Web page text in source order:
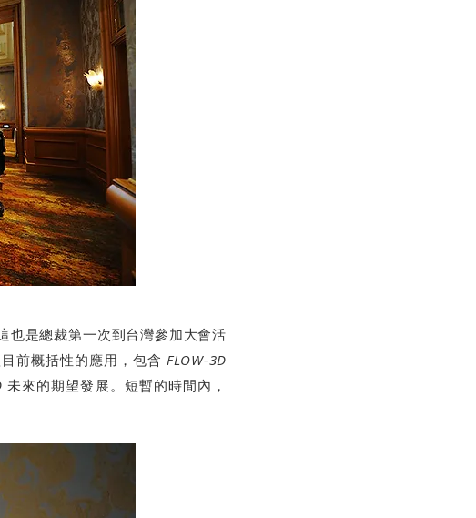
也是總裁第一次到台灣參加大會活
前概括性的應用，包含 FLOW-3D
未來的期望發展。短暫的時間內，